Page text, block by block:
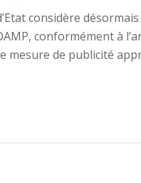
considère
conformément à
mesure de publicité